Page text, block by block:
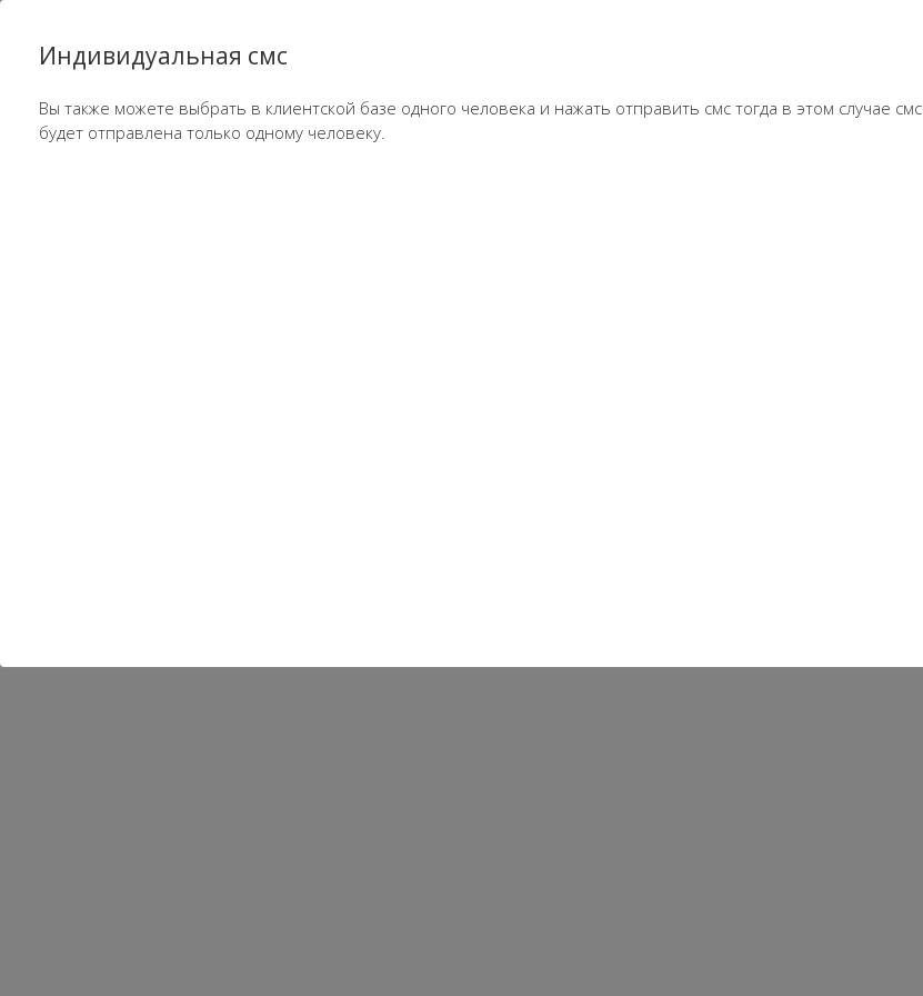
Индивидуальная смс
Вы также можете выбрать в клиентской базе одного человека и нажать отправить смс тогда в этом случае смс
будет отправлена только одному человеку.